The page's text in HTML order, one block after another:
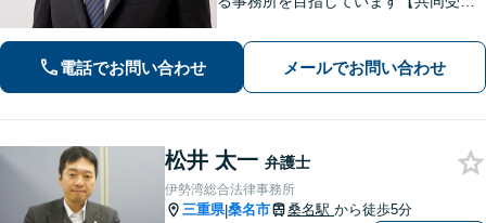
全力を尽くします。一人で悩まず、お
気軽にご相談ください【夜間土日相談
可（要予約）】
電話でお問い合わせ メールでお問い合わせ
松井 太一 弁護士
伊勢湾総合法律事務所
三重県|桑名市 桑名駅 から徒歩5分